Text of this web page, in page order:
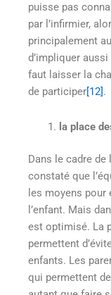
puisse pas
par l’infirmier,
principalement
d’impliquer aussi
faut laisser la
de participer [12] .
la place
Dans le cadre de
constaté que
les moyens
l’enfant. Mais
est optimisé. La
permettent
enfants. Les
qui permettent